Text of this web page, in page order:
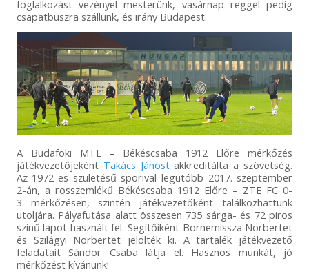
foglalkozást vezényel mesterünk, vasárnap reggel pedig
csapatbuszra szállunk, és irány Budapest.
A Budafoki MTE – Békéscsaba 1912 Előre mérkőzés
játékvezetőjeként Takács Jánostakkreditálta a szövetség.
Az 1972-es születésű sporival legutóbb 2017. szeptember
2-án, a rosszemlékű Békéscsaba 1912 Előre – ZTE FC 0-
3 mérkőzésen, szintén játékvezetőként találkozhattunk
utoljára. Pályafutása alatt összesen 735 sárga- és 72 piros
színű lapot használt fel. Segítőiként Bornemissza Norbertet
és Szilágyi Norbertet jelölték ki. A tartalék játékvezető
feladatait Sándor Csaba látja el. Hasznos munkát, jó
mérkőzést kívánunk!